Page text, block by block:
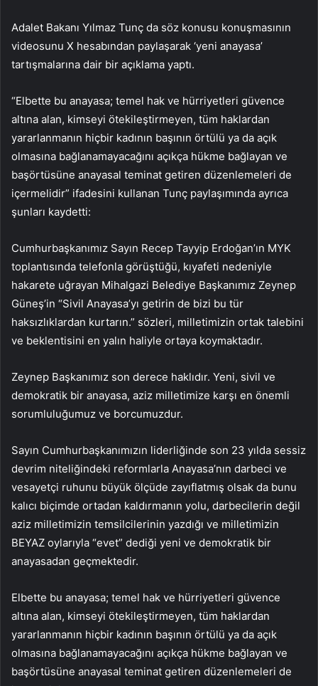
Adalet Bakanı Yılmaz Tunç da söz konusu konuşmasının
videosunu X hesabından paylaşarak ‘yeni anayasa’
tartışmalarına dair bir açıklama yaptı.
“Elbette bu anayasa; temel hak ve hürriyetleri güvence
altına alan, kimseyi ötekileştirmeyen, tüm haklardan
yararlanmanın hiçbir kadının başının örtülü ya da açık
olmasına bağlanamayacağını açıkça hükme bağlayan ve
başörtüsüne anayasal teminat getiren düzenlemeleri de
içermelidir” ifadesini kullanan Tunç paylaşımında ayrıca
şunları kaydetti:
Cumhurbaşkanımız Sayın Recep Tayyip Erdoğan’ın MYK
toplantısında telefonla görüştüğü, kıyafeti nedeniyle
hakarete uğrayan Mihalgazi Belediye Başkanımız Zeynep
Güneş’in “Sivil Anayasa’yı getirin de bizi bu tür
haksızlıklardan kurtarın.” sözleri, milletimizin ortak talebini
ve beklentisini en yalın haliyle ortaya koymaktadır.
Zeynep Başkanımız son derece haklıdır. Yeni, sivil ve
demokratik bir anayasa, aziz milletimize karşı en önemli
sorumluluğumuz ve borcumuzdur.
Sayın Cumhurbaşkanımızın liderliğinde son 23 yılda sessiz
devrim niteliğindeki reformlarla Anayasa’nın darbeci ve
vesayetçi ruhunu büyük ölçüde zayıflatmış olsak da bunu
kalıcı biçimde ortadan kaldırmanın yolu, darbecilerin değil
aziz milletimizin temsilcilerinin yazdığı ve milletimizin
BEYAZ oylarıyla “evet” dediği yeni ve demokratik bir
anayasadan geçmektedir.
Elbette bu anayasa; temel hak ve hürriyetleri güvence
altına alan, kimseyi ötekileştirmeyen, tüm haklardan
yararlanmanın hiçbir kadının başının örtülü ya da açık
olmasına bağlanamayacağını açıkça hükme bağlayan ve
başörtüsüne anayasal teminat getiren düzenlemeleri de